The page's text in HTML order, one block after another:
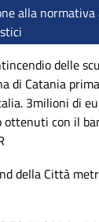
alla
delle
di Catania
3milioni di
con il
della Città